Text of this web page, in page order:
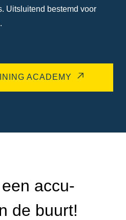
Uitsluitend bestemd voor
ACADEMY
accu-
de buurt!